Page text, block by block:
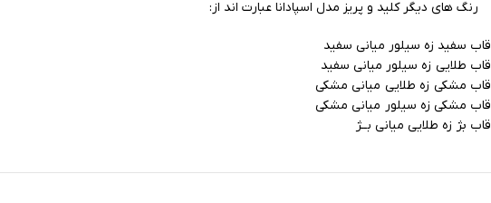
رنگ های دیگر کلید و پریز مدل اسپادانا عبارت اند از:
قاب سفید زه سیلور میانی سفید
قاب طلایی زه سیلور میانی سفید
قاب مشکی زه طلایی میانی مشکی
قاب مشکی زه سیلور میانی مشکی
قاب بژ زه طلایی میانی بــژ